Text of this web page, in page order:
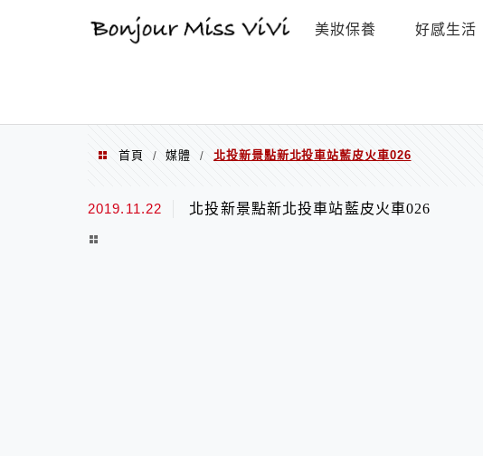
美妝保養 好感生活
首頁 / 媒體 / 北投新景點新北投車站藍皮火車026
2019.11.22 北投新景點新北投車站藍皮火車026